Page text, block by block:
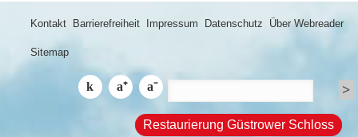
Kontakt Barrierefreiheit Impressum Datenschutz Über Webreader
Sitemap
Restaurierung Güstrower Schloss